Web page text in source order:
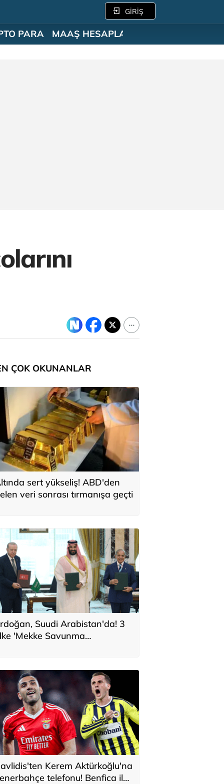
GİRİŞ
PARA MAAŞ HESAPLAMA
ÇOK OKUNANLAR
sert yükseliş! ABD'den
veri sonrası tırmanışa geçti
Suudi Arabistan'da! 3
'Mekke Savunma
Kerem Aktürkoğlu'na
telefonu! Benfica ile